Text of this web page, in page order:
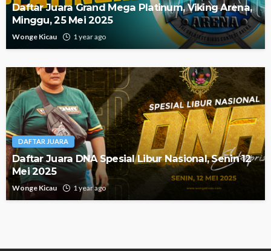
Daftar Juara Grand Mega Platinum, Viking Arena,
Minggu, 25 Mei 2025
Wonge Kicau 1 year ago
DAFTAR JUARA
Daftar Juara DNA Spesial Libur Nasional, Senin 12
Mei 2025
Wonge Kicau 1 year ago